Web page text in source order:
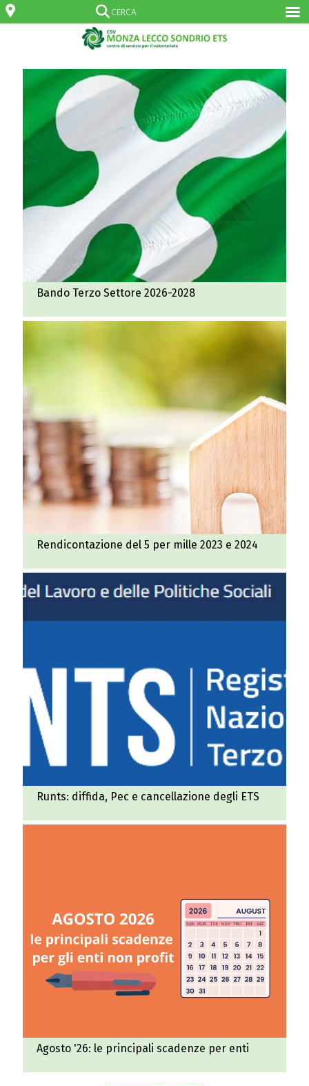
Bando Terzo Settore 2026-2028
Rendicontazione del 5 per mille 2023 e 2024
Runts: diffida, Pec e cancellazione degli ETS
Agosto '26: le principali scadenze per enti